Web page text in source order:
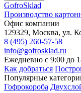
GofroSklad
Производство
Офис компании
129329, Москва, ул.
8 (495) 260-57-58
info@gofrosklad.ru
Ежедневно с 9:00 до
Как добраться
Популярные
Гофрокороба